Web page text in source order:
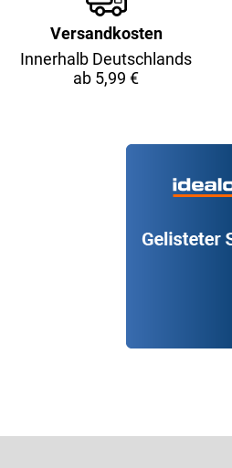
Versandkosten
Innerhalb Deutschlands
ab 5,99 €